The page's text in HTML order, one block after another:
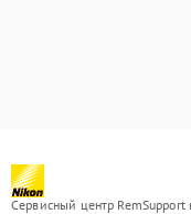
Сервисный центр RemSupport